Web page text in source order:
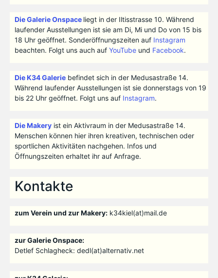
Die Galerie Onspace liegt in der Iltisstrasse 10. Während
laufender Ausstellungen ist sie am Di, Mi und Do von 15 bis
18 Uhr geöffnet. Sonderöffnungszeiten auf Instagram
beachten. Folgt uns auch auf YouTubeund Facebook.
Die K34 Galeriebefindet sich in der Medusastraße 14.
Während laufender Ausstellungen ist sie donnerstags von 19
bis 22 Uhr geöffnet. Folgt uns auf Instagram.
Die Makeryist ein Aktivraum in der Medusastraße 14.
Menschen können hier ihren kreativen, technischen oder
sportlichen Aktivitäten nachgehen. Infos und
Öffnungszeiten erhaltet ihr auf Anfrage.
Kontakte
zum Verein und zur Makery:k34kiel(at)mail.de
zur Galerie Onspace:
Detlef Schlagheck: dedl(at)alternativ.net